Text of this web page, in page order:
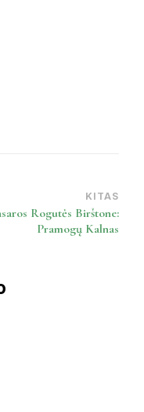
KITAS
Rogutės Birštone:
Pramogų Kalnas